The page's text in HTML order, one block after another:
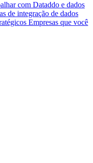
com Dataddo e dados
de integração de dados
Empresas que você